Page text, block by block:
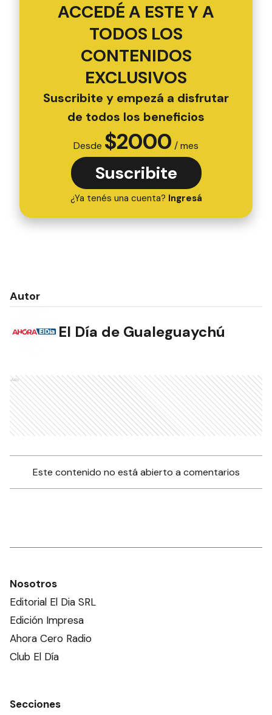
ACCEDÉ A ESTE Y A
TODOS LOS
CONTENIDOS
EXCLUSIVOS
Suscribite y empezá a disfrutar
de todos los beneficios
Desde $2000 / mes
Suscribite
¿Ya tenés una cuenta? Ingresá
Autor
El Día de Gualeguaychú
Ads
Este contenido no está abierto a comentarios
Nosotros
Editorial El Dia SRL
Edición Impresa
Ahora Cero Radio
Club El Día
Secciones